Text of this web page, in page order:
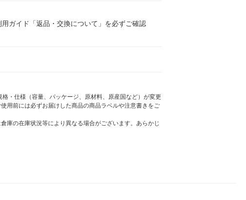
ガイド「返品・交換について」を必ずご確認
・仕様（容量、パッケージ、原材料、原産国など）が変更
用前には必ずお届けした商品の商品ラベルや注意書きをご
庫の在庫状況等により異なる場合がございます。あらかじ